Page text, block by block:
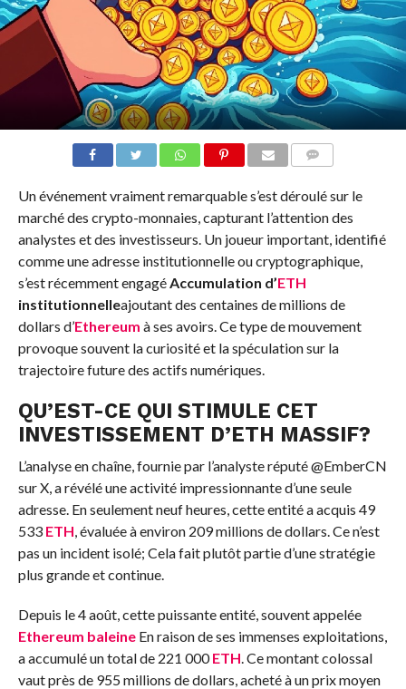
Un événement vraiment remarquable s’est déroulé sur le
marché des crypto-monnaies, capturant l’attention des
analystes et des investisseurs. Un joueur important, identifié
comme une adresse institutionnelle ou cryptographique,
s’est récemment engagé Accumulation d’ETH
institutionnelleajoutant des centaines de millions de
dollars d’Ethereum à ses avoirs. Ce type de mouvement
provoque souvent la curiosité et la spéculation sur la
trajectoire future des actifs numériques.
QU’EST-CE QUI STIMULE CET
INVESTISSEMENT D’ETH MASSIF?
L’analyse en chaîne, fournie par l’analyste réputé @EmberCN
sur X, a révélé une activité impressionnante d’une seule
adresse. En seulement neuf heures, cette entité a acquis 49
533 ETH , évaluée à environ 209 millions de dollars. Ce n’est
pas un incident isolé; Cela fait plutôt partie d’une stratégie
plus grande et continue.
Depuis le 4 août, cette puissante entité, souvent appelée
Ethereum baleineEn raison de ses immenses exploitations,
a accumulé un total de 221 000ETH . Ce montant colossal
vaut près de 955 millions de dollars, acheté à un prix moyen